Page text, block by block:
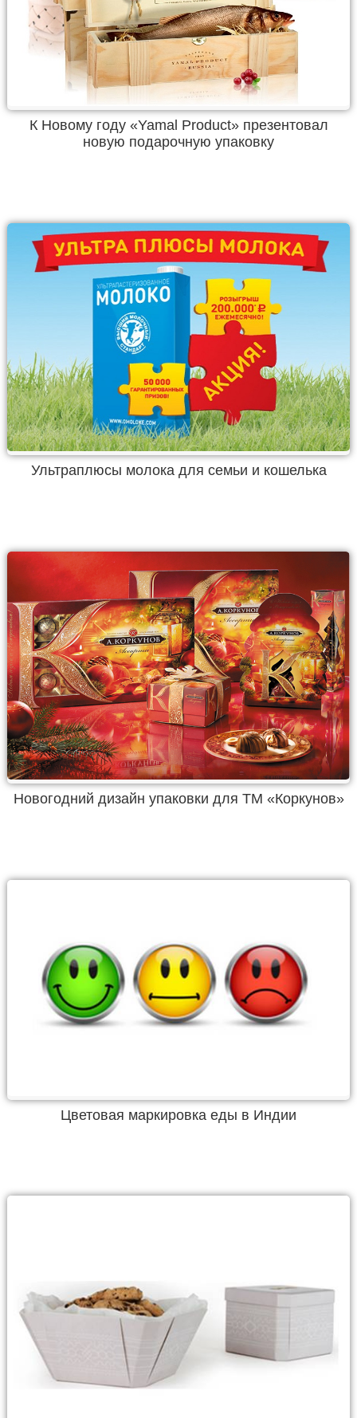
К Новому году «Yamal Product» презентовал
новую подарочную упаковку
Ультраплюсы молока для семьи и кошелька
Новогодний дизайн упаковки для ТМ «Коркунов»
Цветовая маркировка еды в Индии